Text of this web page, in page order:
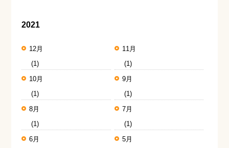
2021
12月
(1)
11月
(1)
10月
(1)
9月
(1)
8月
(1)
7月
(1)
6月
5月